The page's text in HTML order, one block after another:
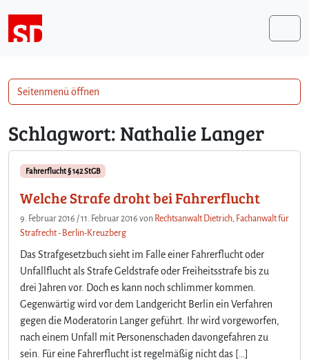
Schlagwort: Nathalie Langer
Fahrerflucht § 142 StGB
Welche Strafe droht bei Fahrerflucht
9. Februar 2016 /11. Februar 2016 von Rechtsanwalt Dietrich, Fachanwalt für
Strafrecht - Berlin-Kreuzberg
Das Strafgesetzbuch sieht im Falle einer Fahrerflucht oder
Unfallflucht als Strafe Geldstrafe oder Freiheitsstrafe bis zu
drei Jahren vor. Doch es kann noch schlimmer kommen.
Gegenwärtig wird vor dem Landgericht Berlin ein Verfahren
gegen die Moderatorin Langer geführt. Ihr wird vorgeworfen,
nach einem Unfall mit Personenschaden davongefahren zu
sein. Für eine Fahrerflucht ist regelmäßig nicht das […]
Seitenmenü öffnen